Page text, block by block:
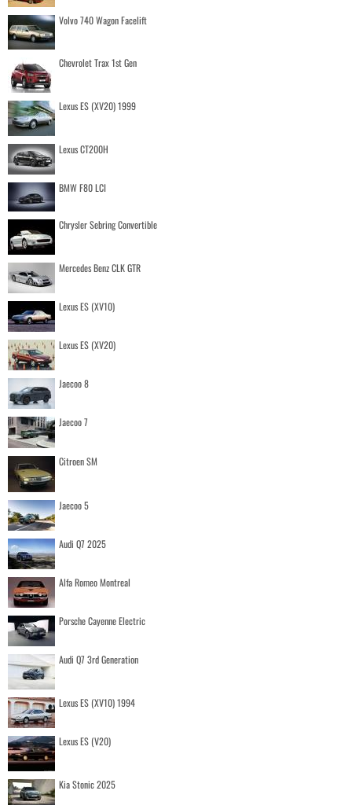
Volvo 740 Wagon Facelift
Chevrolet Trax 1st Gen
Lexus ES (XV20) 1999
Lexus CT200H
BMW F80 LCI
Chrysler Sebring Convertible
Mercedes Benz CLK GTR
Lexus ES (XV10)
Lexus ES (XV20)
Jaecoo 8
Jaecoo 7
Citroen SM
Jaecoo 5
Audi Q7 2025
Alfa Romeo Montreal
Porsche Cayenne Electric
Audi Q7 3rd Generation
Lexus ES (XV10) 1994
Lexus ES (V20)
Kia Stonic 2025